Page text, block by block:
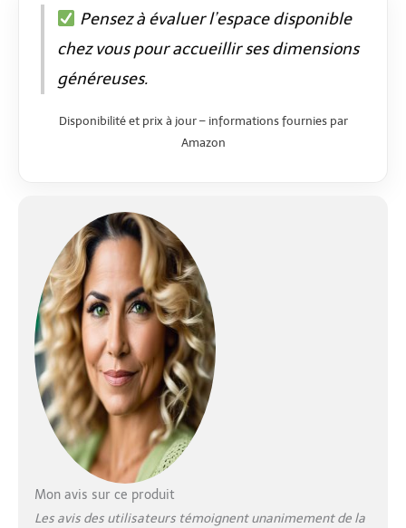
Pensez à évaluer l’espace disponible
chez vous pour accueillir ses dimensions
généreuses.
Disponibilité et prix à jour – informations fournies par
Amazon
Mon avis sur ce produit
Les avis des utilisateurs témoignent unanimement de la